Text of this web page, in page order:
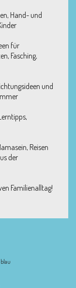
Hand- und
für
Fasching,
und
Reisen
der
Familienalltag!